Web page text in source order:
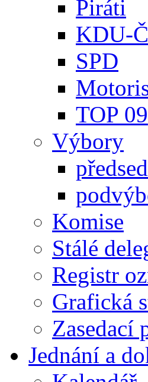
Piráti
KDU-
SPD
TOP 09
Výbory
Komise
Stálé
Registr
Grafická
Zasedací
Jednání a